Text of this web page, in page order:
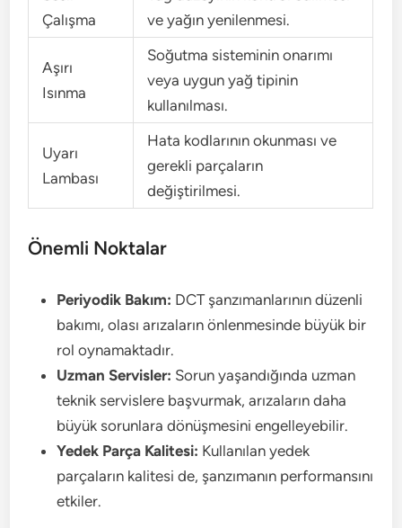
Çalışma
ve yağın yenilenmesi.
Aşırı
Isınma
Soğutma sisteminin onarımı
veya uygun yağ tipinin
kullanılması.
Uyarı
Lambası
Hata kodlarının okunması ve
gerekli parçaların
değiştirilmesi.
Önemli Noktalar
Periyodik Bakım: DCT şanzımanlarının düzenli
bakımı, olası arızaların önlenmesinde büyük bir
rol oynamaktadır.
Uzman Servisler: Sorun yaşandığında uzman
teknik servislere başvurmak, arızaların daha
büyük sorunlara dönüşmesini engelleyebilir.
Yedek Parça Kalitesi: Kullanılan yedek
parçaların kalitesi de, şanzımanın performansını
etkiler.